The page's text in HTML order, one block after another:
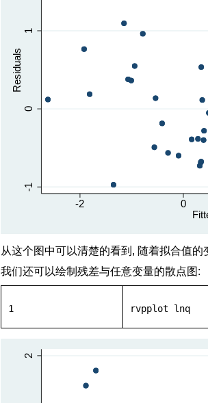
从这个图中可以清楚的看到, 随着拟合值
我们还可以绘制残差与任意变量的散点图:
1 rvpplot lnq